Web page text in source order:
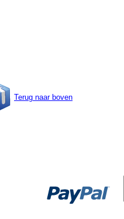
Terug naar boven